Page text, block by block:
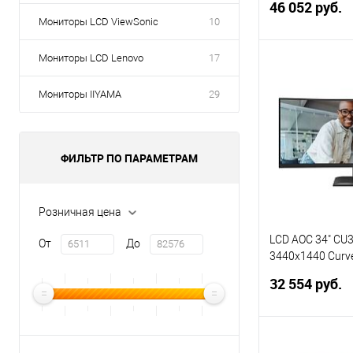
Мониторы LCD ViewSonic 10
Мониторы LCD Lenovo 17
Мониторы IIYAMA 29
ФИЛЬТР ПО ПАРАМЕТРАМ
Розничная цена
От До
4xUSB3.2 HAS
46 052 руб.
Купить в 1
В избранное
LCD AOC 34"
3440x1440
USB-C(90W)
32 554 руб.